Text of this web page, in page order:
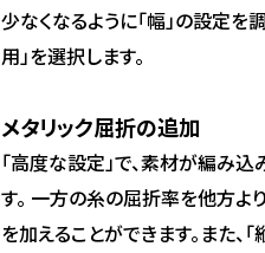
少なくなるように「幅」の設定を調
用」を選択します。
メタリック屈折の追加
「高度な設定」で、素材が編み込
す。 一方の糸の屈折率を他方よ
を加えることができます。また、